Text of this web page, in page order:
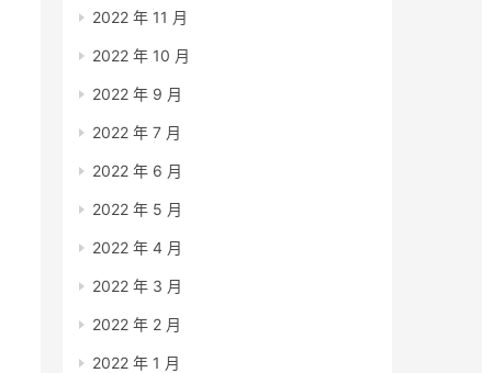
2022 年 11 月
2022 年 10 月
2022 年 9 月
2022 年 7 月
2022 年 6 月
2022 年 5 月
2022 年 4 月
2022 年 3 月
2022 年 2 月
2022 年 1 月